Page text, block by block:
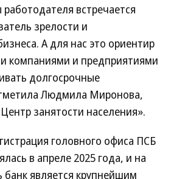
встречается
зрелости и
А для нас это ориентир
компаниями и предприятиями
долгосрочные
Людмила Миронова,
занятости населения».
головного офиса ПСБ
в апреле 2025 года, и на
является крупнейшим